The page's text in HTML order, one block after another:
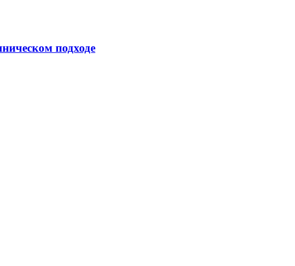
подходе